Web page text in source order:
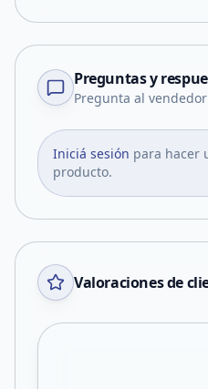
Preguntas y
Pregunta al
Iniciá sesión para hacer
producto.
Valoraciones de